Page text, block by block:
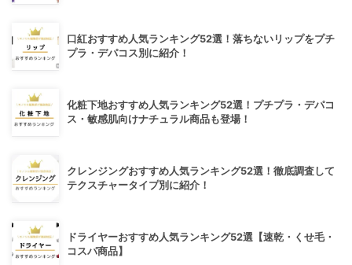
口紅おすすめ人気ランキング52選！落ちないリップをプチ
プラ・デパコス別に紹介！
化粧下地おすすめ人気ランキング52選！プチプラ・デパコ
ス・敏感肌向けナチュラル商品も登場！
クレンジングおすすめ人気ランキング52選！徹底調査して
テクスチャータイプ別に紹介！
ドライヤーおすすめ人気ランキング52選【速乾・くせ毛・
コスパ商品】